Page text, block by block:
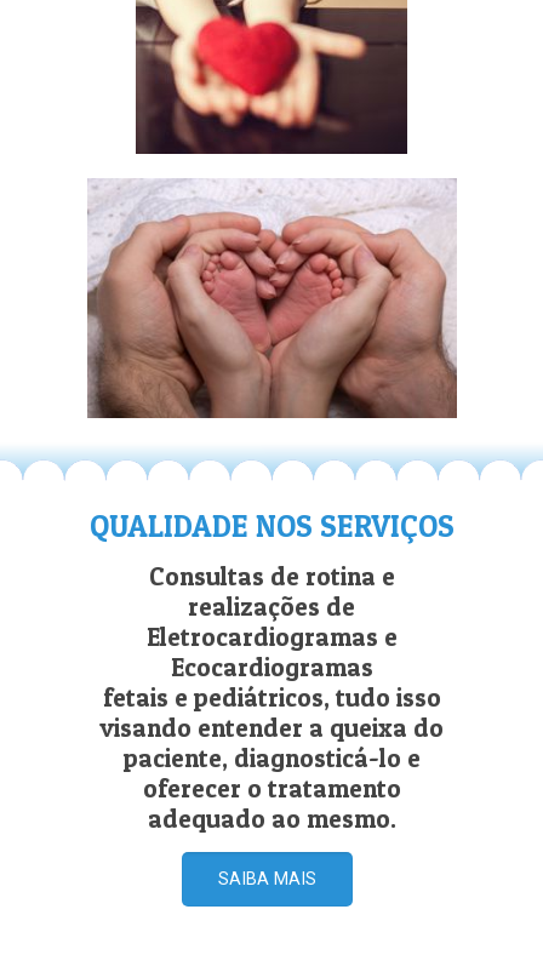
QUALIDADE NOS SERVIÇOS
Consultas de rotina e
realizações de
Eletrocardiogramas e
Ecocardiogramas
fetais e pediátricos, tudo isso
visando entender a queixa do
paciente, diagnosticá-lo e
oferecer o tratamento
adequado ao mesmo.
SAIBA MAIS